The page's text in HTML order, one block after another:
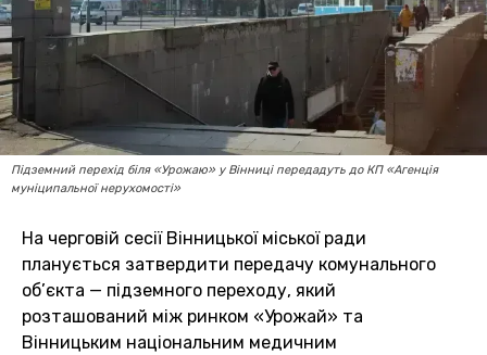
Підземний перехід біля «Урожаю» у Вінниці передадуть до КП «Агенція
муніципальної нерухомості»
На черговій сесії Вінницької міської ради
планується затвердити передачу комунального
об’єкта — підземного переходу, який
розташований між ринком «Урожай» та
Вінницьким національним медичним